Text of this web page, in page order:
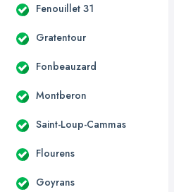
Fenouillet 31
Gratentour
Fonbeauzard
Montberon
Saint-Loup-Cammas
Flourens
Goyrans